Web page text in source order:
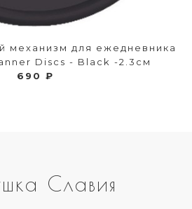
механизм для ежедневника
Discs - Black -2.3см
690 ₽
Славия